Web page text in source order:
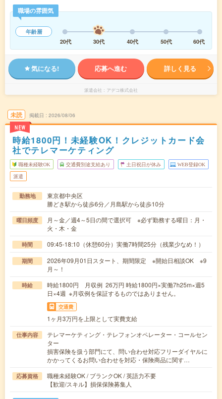
職場の雰囲気
年齢層
20代
30代 40代 50代 60代
気になる! 応募へ進む 詳しく見る
派遣会社 アデコ株式会社
未読
NEW
掲載日 2026/08/06
時給1800円！未経験OK！クレジットカード会
社でテレマーケティング
職種未経験OK 交通費別途支給あり 土日祝日が休み WEB登録OK
派遣
勤務地
東京都中央区
勝どき駅から徒歩6分／月島駅から徒歩10分
曜日頻度
月～金／週4～5日の間で選択可 ※必ず勤務する曜日：月・
火・木・金
時間 09:45-18:10（休憩60分）実働7時間25分（残業少なめ！）
期間
2026年09月01日スタート、期間限定 ※開始日相談OK ※9
月～！
時給
時給1800円 月収例 26万円 時給1800円×実働7h25m×週5
日×4週 ※月収例を保証するものではありません。
交通費
1ヶ月3万円を上限として実費支給
仕事内容
テレマーケティング・テレフォンオペレーター・コールセン
ター
損害保険を扱う部門にて、問い合わせ対応フリーダイヤルに
かかってくるお問い合わせを対応・保険商品に関す…
応募資格
職種未経験OK / ブランクOK / 英語力不要
【歓迎/スキル】損保保険募集人